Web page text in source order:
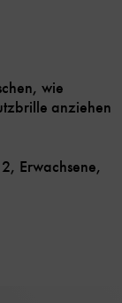
wie
anziehen
Erwachsene,